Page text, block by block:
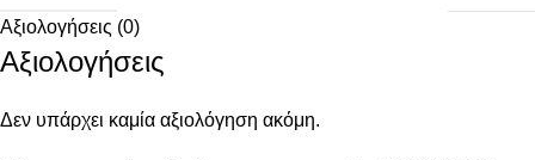
Αξιολογήσεις (0)
Αξιολογήσεις
Δεν υπάρχει καμία αξιολόγηση ακόμη.